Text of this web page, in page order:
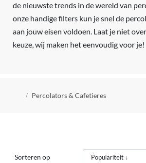
de nieuwste trends in de wereld van
onze handige filters kun je snel de
aan jouw eisen voldoen. Laat je niet
keuze, wij maken het eenvoudig voor je!
Kruimelpad
Percolators & Cafetieres
Sorteren op